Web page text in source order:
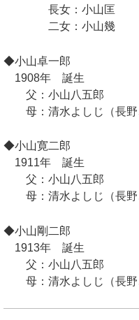
長女：小山匡
二女：小山幾
◆小山卓一郎
1908年 誕生
父：小山八五郎
母：清水よしじ（長野
◆小山寛二郎
1911年 誕生
父：小山八五郎
母：清水よしじ（長野
◆小山剛二郎
1913年 誕生
父：小山八五郎
母：清水よしじ（長野